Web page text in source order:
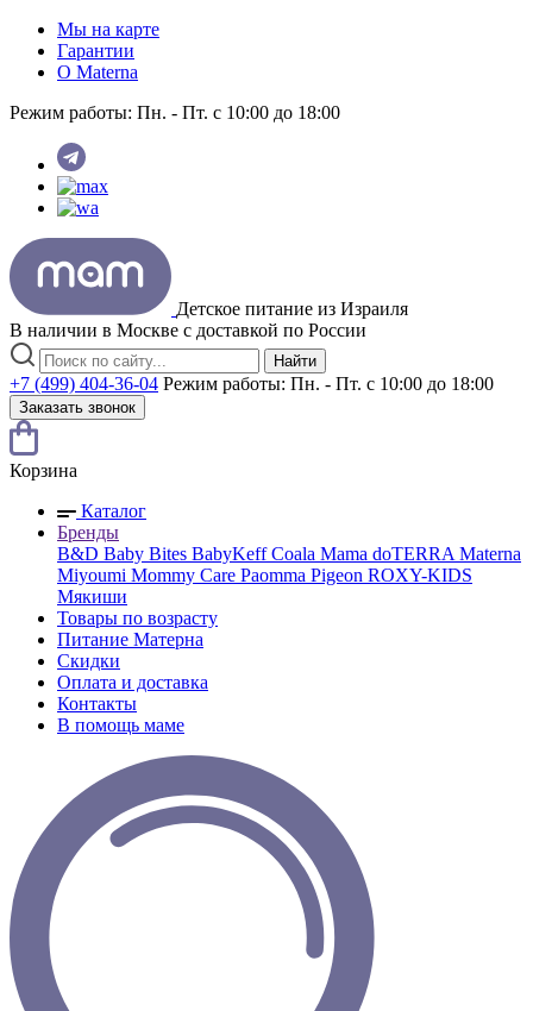
Мы на карте
Гарантии
O Materna
Режим работы: Пн. - Пт. с 10:00 до 18:00
Детское питание из Израиля
В наличии в Москве с доставкой по России
Найти
+7 (499) 404-36-04 Режим работы: Пн. - Пт. с 10:00 до 18:00
Заказать звонок
Корзина
Каталог
Бренды
B&D Baby Bites BabyKeffCoala Mama doTERRA Materna
Miyoumi Mommy Care Paomma Pigeon ROXY-KIDS
Мякиши
Товары по возрасту
Питание Матерна
Скидки
Оплата и доставка
Контакты
В помощь маме